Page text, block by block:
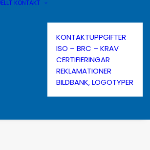
KONTAKT
KONTAKTUPPGIFTER
ISO – BRC – KRAV
CERTIFIERINGAR
REKLAMATIONER
BILDBANK, LOGOTYPER